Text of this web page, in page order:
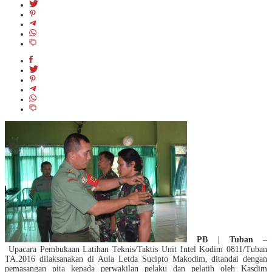
PB | Tuban –
Upacara Pembukaan Latihan Teknis/Taktis Unit Intel Kodim 0811/Tuban
TA.2016 dilaksanakan di Aula Letda Sucipto Makodim, ditandai dengan
pemasangan pita kepada perwakilan pelaku dan pelatih oleh Kasdim